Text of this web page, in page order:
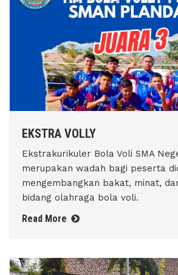
EKSTRA VOLLY
Ekstrakurikuler Bola Voli SMA
merupakan wadah bagi peserta
mengembangkan bakat, minat,
bidang olahraga bola voli.
Read More